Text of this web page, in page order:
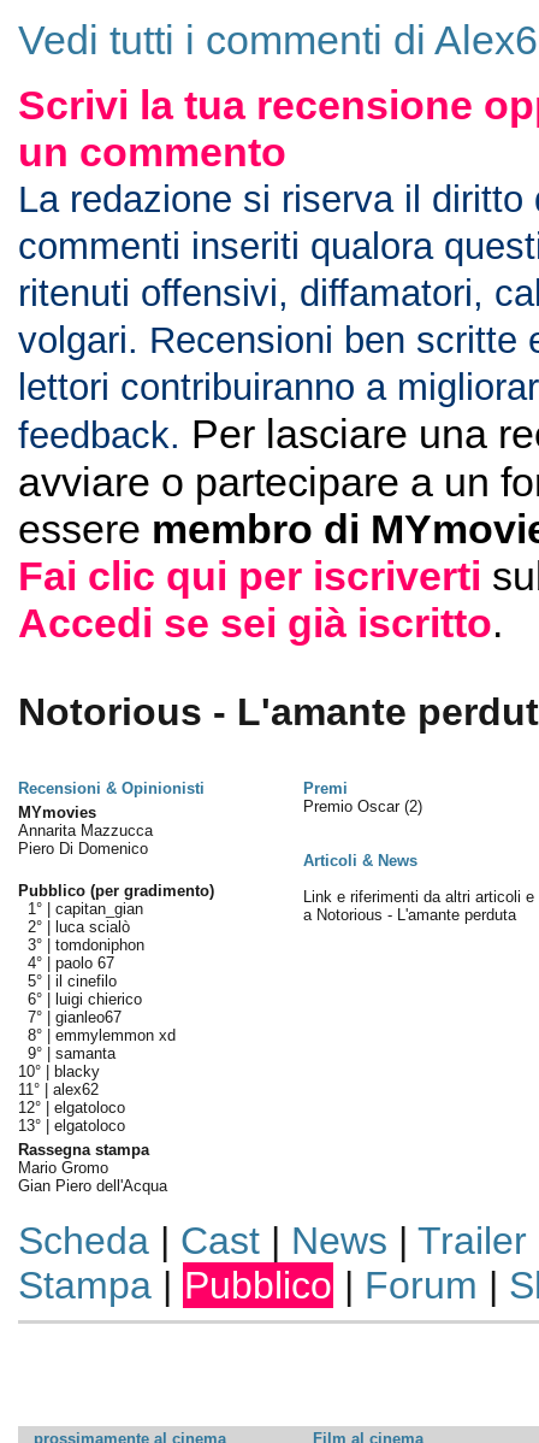
Vedi tutti i commenti di
Scrivi la tua recensione
un commento
La redazione si riserva il diritto
commenti inseriti qualora
ritenuti offensivi, diffamatori,
volgari. Recensioni ben scritte
lettori contribuiranno a
feedback. Per lasciare una
avviare o partecipare a un
essere membro di
Fai clic qui per iscriverti
Accedi se sei già iscritto.
Notorious - L'amante
Recensioni & Opinionisti
Premi
MYmovies
Annarita Mazzucca
Piero Di Domenico
Pubblico (per gradimento)
1° | capitan_gian
2° |
luca scialò
3° | tomdoniphon
4° | paolo 67
5° | il cinefilo
6° |
luigi chierico
7° | gianleo67
8° | emmylemmon xd
9° | samanta
10° |
blacky
11° | alex62
12° | elgatoloco
13° | elgatoloco
Rassegna stampa
Mario Gromo
Gian Piero dell'Acqua
Premio Oscar (2)
Articoli & News
Link e riferimenti da altri articoli e
a Notorious - L'amante perduta
Scheda| Cast| News | Trailer
Stampa| Pubblico | Forum |
prossimamente al cinema Film al cinema